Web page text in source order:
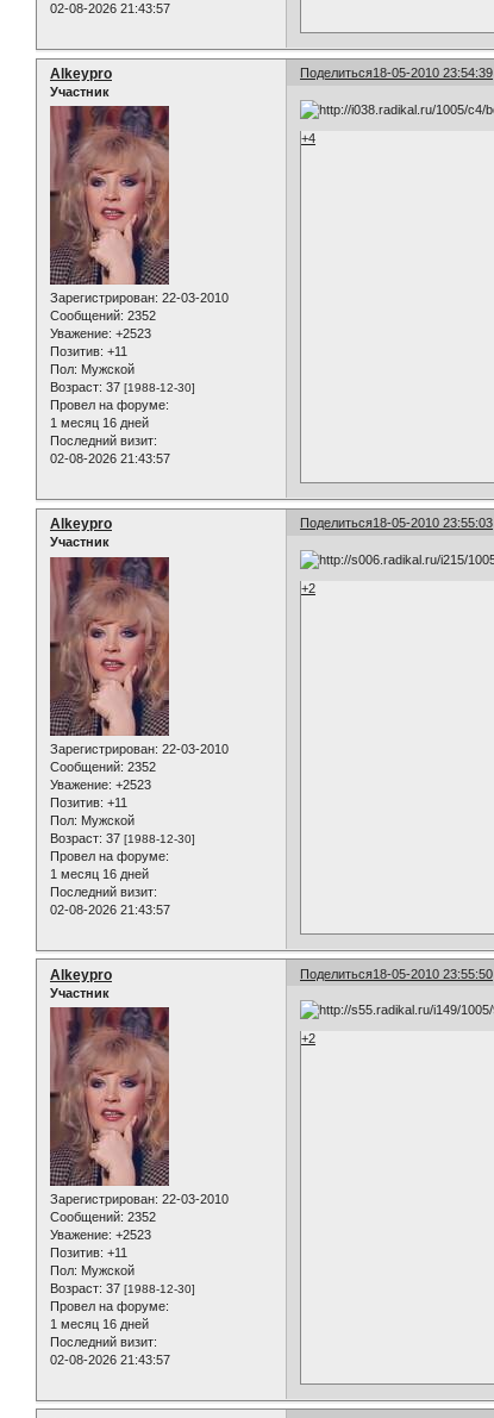
02-08-2026 21:43:57
Поделиться18-05-2010 23:54:39
Alkeypro
Участник
Зарегистрирован: 22-03-2010
Сообщений: 2352
Уважение: +2523
Позитив: +11
Пол: Мужской
Возраст: 37 [1988-12-30]
Провел на форуме:
1 месяц 16 дней
Последний визит:
02-08-2026 21:43:57
+4
Поделиться18-05-2010 23:55:03
Alkeypro
Участник
Зарегистрирован: 22-03-2010
Сообщений: 2352
Уважение: +2523
Позитив: +11
Пол: Мужской
Возраст: 37 [1988-12-30]
Провел на форуме:
1 месяц 16 дней
Последний визит:
02-08-2026 21:43:57
+2
Поделиться18-05-2010 23:55:50
Alkeypro
Участник
Зарегистрирован: 22-03-2010
Сообщений: 2352
Уважение: +2523
Позитив: +11
Пол: Мужской
Возраст: 37 [1988-12-30]
Провел на форуме:
1 месяц 16 дней
Последний визит:
02-08-2026 21:43:57
+2